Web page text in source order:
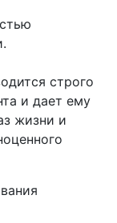
строго
и дает ему
жизни и